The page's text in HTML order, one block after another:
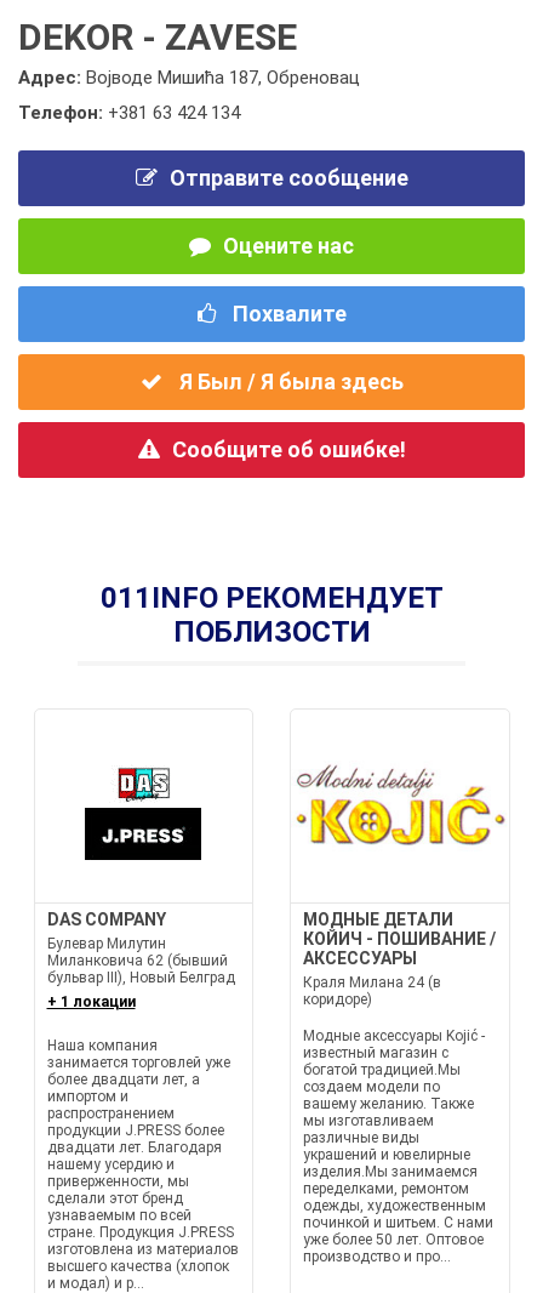
DEKOR - ZAVESE
Адрес: Војводе Мишића 187, Обреновац
Телефон: +381 63 424 134
Отправите сообщение
Оцените нас
Похвалите
Я Был / Я была здесь
Сообщите об ошибке!
011INFO РЕКОМЕНДУЕТ
ПОБЛИЗОСТИ
DAS COMPANY
Булевар Милутин
Миланковича 62 (бывший
бульвар III), Новый Белград
+ 1 локации
Наша компания
занимается торговлей уже
более двадцати лет, а
импортом и
распространением
продукции J.PRESS более
двадцати лет. Благодаря
нашему усердию и
приверженности, мы
сделали этот бренд
узнаваемым по всей
стране. Продукция J.PRESS
изготовлена из материалов
высшего качества (хлопок
и модал) и р...
МОДНЫЕ ДЕТАЛИ
КОЙИЧ - ПОШИВАНИЕ /
АКСЕССУАРЫ
Краля Милана 24 (в
коридоре)
Модные аксессуары Kojić -
известный магазин с
богатой традицией.Мы
создаем модели по
вашему желанию. Также
мы изготавливаем
различные виды
украшений и ювелирные
изделия.Мы занимаемся
переделками, ремонтом
одежды, художественным
починкой и шитьем. С нами
уже более 50 лет. Оптовое
производство и про...